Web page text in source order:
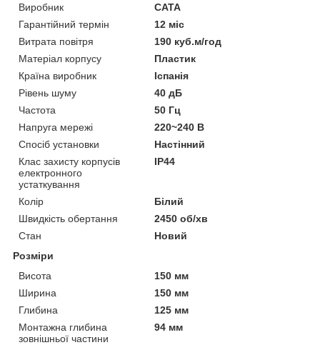
Виробник
CATA
Гарантійний термін
12 міс
Витрата повітря
190 куб.м/год
Матеріал корпусу
Пластик
Країна виробник
Іспанія
Рівень шуму
40 дБ
Частота
50 Гц
Напруга мережі
220~240 В
Спосіб установки
Настінний
Клас захисту корпусів
електронного
устаткування
IP44
Колір
Білий
Швидкість обертання
2450 об/хв
Стан
Новий
Розміри
Висота
150 мм
Ширина
150 мм
Глибина
125 мм
Монтажна глибина
зовнішньої частини
94 мм